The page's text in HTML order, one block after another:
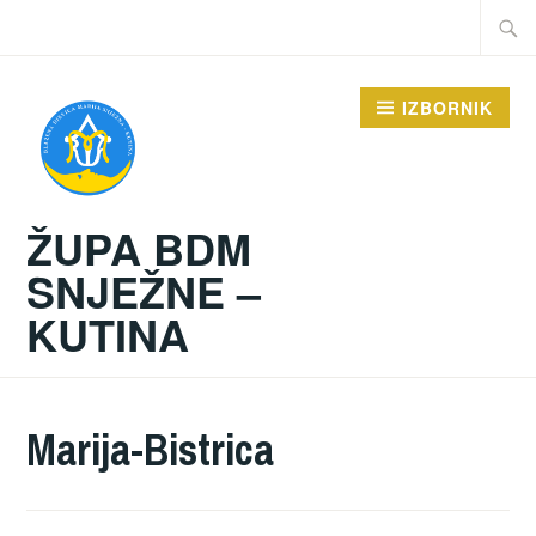
Traži:
ŽUPA BDM
SNJEŽNE –
KUTINA
IZBORNIK
Marija-Bistrica